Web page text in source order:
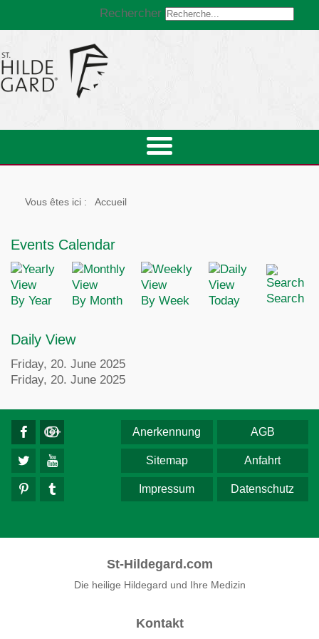
Rechercher
Vous êtes ici : Accueil
Events Calendar
By Year By Month By Week Today Search
Daily View
Friday, 20. June 2025
Friday, 20. June 2025
AGB
Anerkennung
Anfahrt
Sitemap
Datenschutz
Impressum
St-Hildegard.com
Die heilige Hildegard und Ihre Medizin
Kontakt